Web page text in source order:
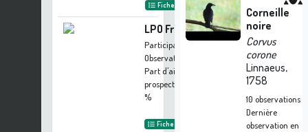
Fiche organisme
LPO France
Participation à 87
Observations
Part d'aide à la
prospection :
%
Fiche organisme
Corneille
noire
Corvus
corone
Linnaeus,
1758
10 observations
Dernière
observation en